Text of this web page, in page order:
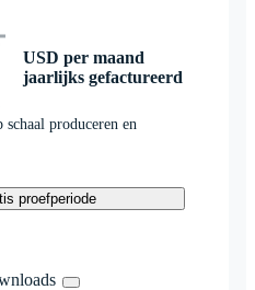
USD per maand
jaarlijks gefactureerd
produceren en
proefperiode